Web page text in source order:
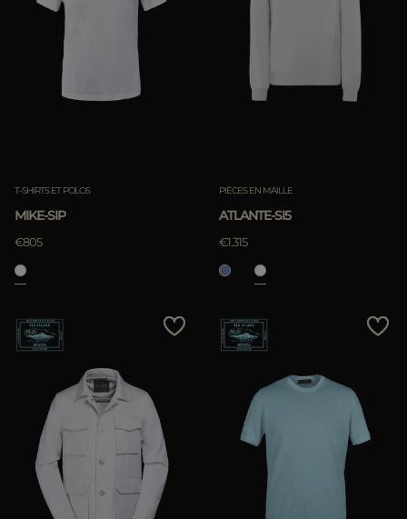
T-SHIRTS ET POLOS
MIKE-SIP
€805
PIÈCES EN MAILLE
ATLANTE-SI5
€1.315